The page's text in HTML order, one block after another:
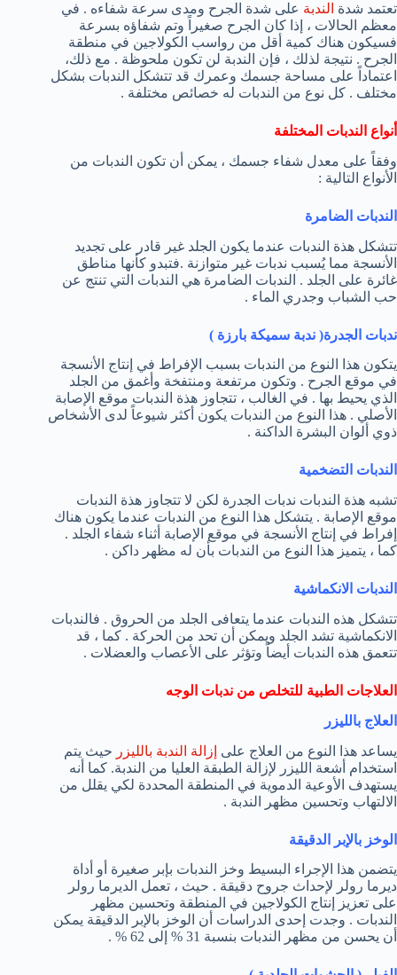
تعتمد شدة الندبة على شدة الجرح ومدى سرعة شفاءه . في
معظم الحالات ، إذا كان الجرح صغيراً وتم شفاؤه بسرعة
فسيكون هناك كمية أقل من رواسب الكولاجين في منطقة
الجرح . نتيجة لذلك ، فإن الندبة لن تكون ملحوظة . مع ذلك،
اعتماداً على مساحة جسمك وعمرك قد تتشكل الندبات بشكل
مختلف . كل نوع من الندبات له خصائص مختلفة .
أنواع الندبات المختلفة
وفقاً على معدل شفاء جسمك ، يمكن أن تكون الندبات من
الأنواع التالية :
الندبات الضامرة
تتشكل هذة الندبات عندما يكون الجلد غير قادر على تجديد
الأنسجة مما يُسبب ندبات غير متوازنة .فتبدو كأنها مناطق
غائرة على الجلد . الندبات الضامرة هي الندبات التي تنتج عن
حب الشباب وجدري الماء .
ندبات الجدرة( ندبة سميكة بارزة )
يتكون هذا النوع من الندبات بسبب الإفراط في إنتاج الأنسجة
في موقع الجرح . وتكون مرتفعة ومنتفخة وأغمق من الجلد
الذي يحيط بها . في الغالب ، تتجاوز هذة الندبات موقع الإصابة
الأصلي . هذا النوع من الندبات يكون أكثر شيوعاً لدى الأشخاص
ذوي ألوان البشرة الداكنة .
الندبات التضخمية
تشبه هذة الندبات ندبات الجدرة لكن لا تتجاوز هذة الندبات
موقع الإصابة . يتشكل هذا النوع من الندبات عندما يكون هناك
إفراط في إنتاج الأنسجة في موقع الإصابة أثناء شفاء الجلد .
كما ، يتميز هذا النوع من الندبات بأن له مظهر داكن .
الندبات الانكماشية
تتشكل هذه الندبات عندما يتعافى الجلد من الحروق . فالندبات
الانكماشية تشد الجلد ويمكن أن تحد من الحركة . كما ، قد
تتعمق هذه الندبات أيضاً وتؤثر على الأعصاب والعضلات .
العلاجات الطبية للتخلص من ندبات الوجه
العلاج بالليزر
يساعد هذا النوع من العلاج على إزالة الندبة بالليزر حيث يتم
استخدام أشعة الليزر لإزالة الطبقة العليا من الندبة. كما أنه
يستهدف الأوعية الدموية في المنطقة المحددة لكي يقلل من
الالتهاب وتحسين مظهر الندبة .
الوخز بالإبر الدقيقة
يتضمن هذا الإجراء البسيط وخز الندبات بإبر صغيرة أو أداة
ديرما رولر لإحداث جروح دقيقة . حيث ، تعمل الديرما رولر
على تعزيز إنتاج الكولاجين في المنطقة وتحسين مظهر
الندبات . وجدت إحدى الدراسات أن الوخز بالإبر الدقيقة يمكن
أن يحسن من مظهر الندبات بنسبة 31 % إلى 62 % .